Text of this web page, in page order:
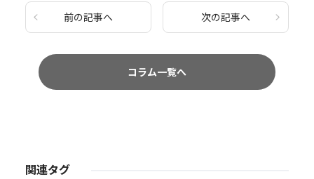
前の記事へ 次の記事へ
コラム一覧へ
関連タグ